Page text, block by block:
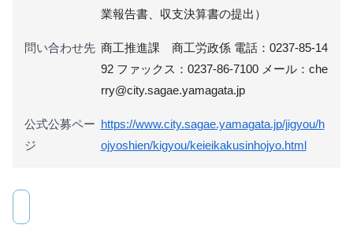
業報告書、収支決算書の提出）
問い合わせ先 商工推進課 商工労政係 電話：0237-85-14
92 ファックス：0237-86-7100 メール：che
rry@city.sagae.yamagata.jp
公式公募ペー
ジ
https://www.city.sagae.yamagata.jp/jigyou/h
ojyoshien/kigyou/keieikakusinhojyo.html